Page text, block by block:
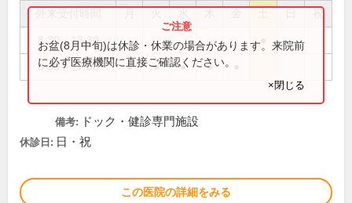
祝
8:30～13:30
8:30～17:00 ● ● ● ●
お盆(8月中旬)は休診・休業の場合があります。来院前
に必ず医療機関に直接ご確認ください。
×閉じる
備考: ドック・健診専門施設
休診日: 日・祝
この医院の詳細をみる